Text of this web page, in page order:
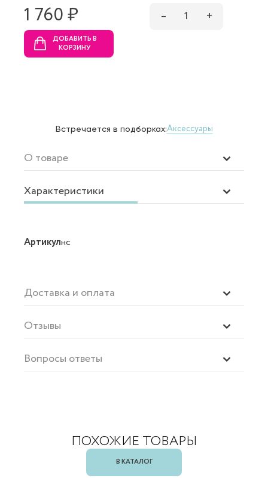
1 760 ₷ – 1 +
ДОБАВИТЬ В
КОРЗИНУ
Встречается в подборках:Аксессуары
О товаре
Характеристики
Артикулнс
Доставка и оплата
Отзывы
Вопросы ответы
ПОХОЖИЕ ТОВАРЫ
В КАТАЛОГ